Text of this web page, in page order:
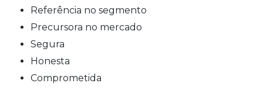
referência no segmento
precursora no mercado
segura
honesta
comprometida